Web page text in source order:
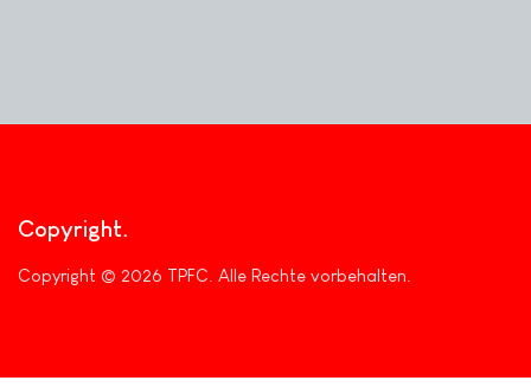
Copyright
Copyright © 2026 TPFC. Alle Rechte vorbehalten.